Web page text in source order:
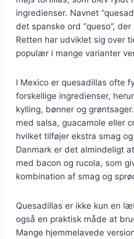
ingredienser. Navnet
det spanske ord “queso”,
Retten har udviklet sig over
populær i mange varianter
I Mexico er quesadillas ofte
forskellige ingredienser,
kylling, bønner og
med salsa, guacamole eller
hvilket tilføjer ekstra smag
Danmark er det almindeligt
med bacon og rucola, som
kombination af smag og
Quesadillas er ikke kun en
også en praktisk måde at
Mange hjemmelavede